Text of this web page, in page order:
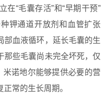
在“毛囊存活”和“早期干预”
钾通道开放剂和血管扩张
部血液循环，延长毛囊的生
那些毛囊尚未完全坏死，仅
米诺地尔能够提供必要的营
常的生长周期。